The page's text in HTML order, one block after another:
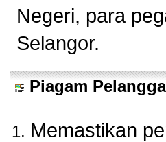
Negeri, para
Selangor.
Piagam
Memastikan